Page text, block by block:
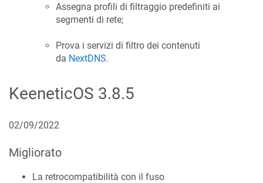
Assegna profili di filtraggio predefiniti ai
segmenti di rete;
Prova i servizi di filtro dei contenuti
da NextDNS.
KeeneticOS 3.8.5
02/09/2022
Migliorato
La retrocompatibilità con il fuso